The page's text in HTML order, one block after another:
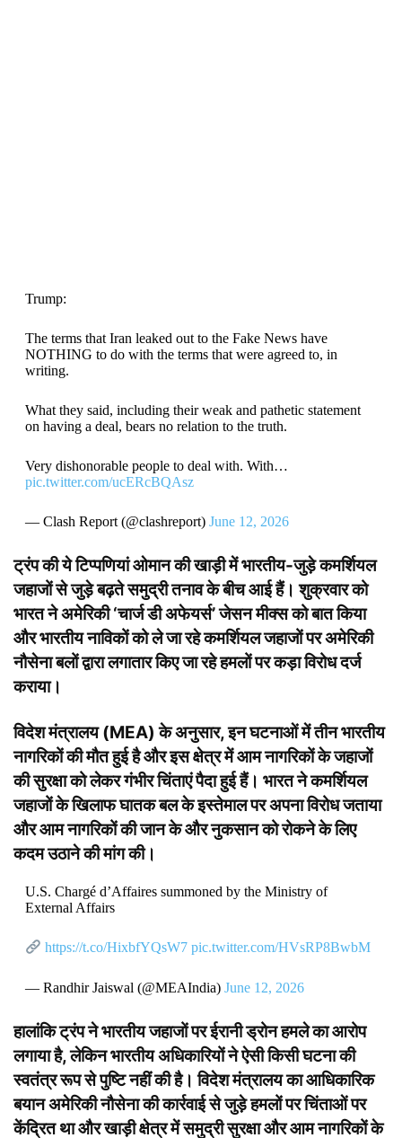
Trump:
The terms that Iran leaked out to the Fake News have
NOTHING to do with the terms that were agreed to, in
writing.
What they said, including their weak and pathetic statement
on having a deal, bears no relation to the truth.
Very dishonorable people to deal with. With…
pic.twitter.com/ucERcBQAsz
— Clash Report (@clashreport) June 12, 2026
ट्रंप की ये टिप्पणियां ओमान की खाड़ी में भारतीय-जुड़े कमर्शियल
जहाजों से जुड़े बढ़ते समुद्री तनाव के बीच आई हैं। शुक्रवार को
भारत ने अमेरिकी ‘चार्ज डी अफेयर्स’ जेसन मीक्स को बात किया
और भारतीय नाविकों को ले जा रहे कमर्शियल जहाजों पर अमेरिकी
नौसेना बलों द्वारा लगातार किए जा रहे हमलों पर कड़ा विरोध दर्ज
कराया।
विदेश मंत्रालय (MEA) के अनुसार, इन घटनाओं में तीन भारतीय
नागरिकों की मौत हुई है और इस क्षेत्र में आम नागरिकों के जहाजों
की सुरक्षा को लेकर गंभीर चिंताएं पैदा हुई हैं। भारत ने कमर्शियल
जहाजों के खिलाफ घातक बल के इस्तेमाल पर अपना विरोध जताया
और आम नागरिकों की जान के और नुकसान को रोकने के लिए
कदम उठाने की मांग की।
U.S. Chargé d’Affaires summoned by the Ministry of
External Affairs
https://t.co/HixbfYQsW7 pic.twitter.com/HVsRP8BwbM
— Randhir Jaiswal (@MEAIndia) June 12, 2026
हालांकि ट्रंप ने भारतीय जहाजों पर ईरानी ड्रोन हमले का आरोप
लगाया है, लेकिन भारतीय अधिकारियों ने ऐसी किसी घटना की
स्वतंत्र रूप से पुष्टि नहीं की है। विदेश मंत्रालय का आधिकारिक
बयान अमेरिकी नौसेना की कार्रवाई से जुड़े हमलों पर चिंताओं पर
केंद्रित था और खाड़ी क्षेत्र में समुद्री सुरक्षा और आम नागरिकों के